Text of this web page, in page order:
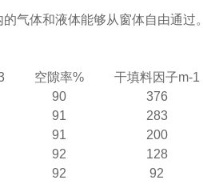
气体和液体能够从窗体自由通过。
空隙率%
干填料因子m-1
90
376
91
283
91
200
92
128
92 92